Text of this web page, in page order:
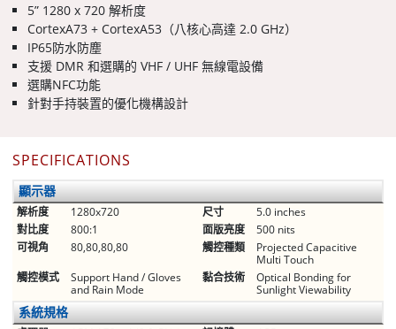
5” 1280 x 720 解析度
CortexA73 + CortexA53（八核心高達 2.0 GHz）
IP65防水防塵
支援 DMR 和選購的 VHF / UHF 無線電設備
選購NFC功能
針對手持裝置的優化機構設計
SPECIFICATIONS
顯示器
解析度 1280x720 尺寸
5.0 inches
對比度
800:1 面版亮度
500 nits
可視角
80,80,80,80 觸控種類
Projected Capacitive
Multi Touch
觸控模式
Support Hand / Gloves
and Rain Mode
黏合技術
Optical Bonding for
Sunlight Viewability
系統規格